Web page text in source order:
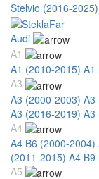
Stelvio (2016-2025)
Audi
A1
A1 (2010-2015) A1
A3
A3 (2000-2003) A3
A3 (2016-2019) A3
A4
A4 B6 (2000-2004)
(2011-2015) A4 B9
A5